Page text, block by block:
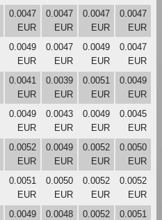
0.0047
EUR
0.0047
EUR
0.0047
EUR
0.0047
EUR
0.0049
EUR
0.0047
EUR
0.0049
EUR
0.0047
EUR
0.0041
EUR
0.0039
EUR
0.0051
EUR
0.0049
EUR
0.0049
EUR
0.0043
EUR
0.0049
EUR
0.0045
EUR
0.0052
EUR
0.0049
EUR
0.0052
EUR
0.0050
EUR
0.0051
EUR
0.0050
EUR
0.0052
EUR
0.0052
EUR
0.0049
0.0048
0.0052
0.0051